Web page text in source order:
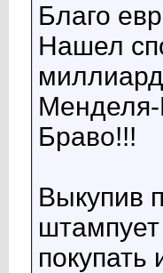
Благо
Нашел
Браво!!!
Выкупив